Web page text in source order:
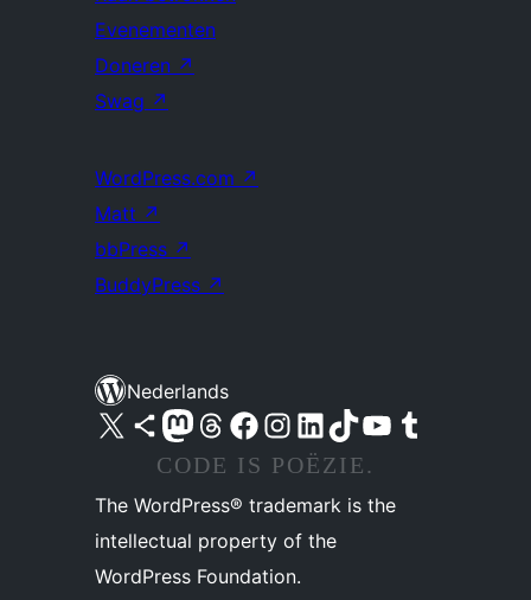
Evenementen
Doneren ↗
Swag ↗
WordPress.com ↗
Matt ↗
bbPress ↗
BuddyPress ↗
Nederlands
Bezoek ons X (voorheen Twitter) account
Bezoek ons Bluesky account
Bezoek ons Mastodon account
Bezoek ons Threads account
Onze Facebook pagina bezoeken
Bezoek ons Instagram account
Bezoek ons LinkedIn account
Bezoek ons TikTok account
Bezoek ons YouTube kanaalBezoek ons Tumblr account
CODE IS POËZIE.
The WordPress® trademark is the
intellectual property of the
WordPress Foundation.